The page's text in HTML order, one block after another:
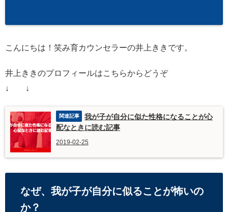
こんにちは！笑み育カウンセラーの井上ききです。
井上ききのプロフィールはこちらからどうぞ
↓ ↓
我が子が自分に似た性格になることが心
配なときに読む記事
2019-02-25
なぜ、我が子が自分に似ることが怖いの
か？